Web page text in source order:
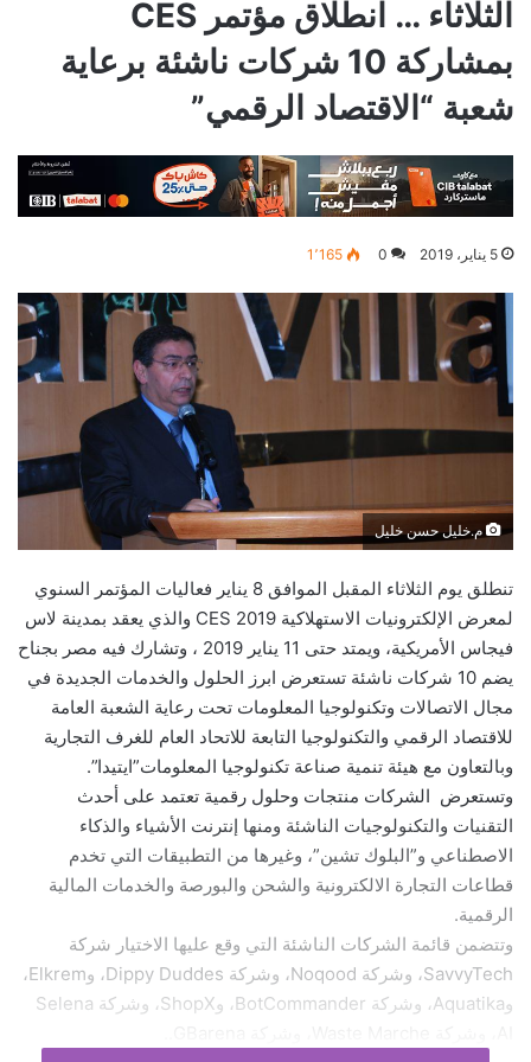
الثلاثاء … انطلاق مؤتمر CES
بمشاركة 10 شركات ناشئة برعاية
شعبة “الاقتصاد الرقمي”
5 يناير، 2019 0 1٬165
م.خليل حسن خليل
تنطلق يوم الثلاثاء المقبل الموافق 8 يناير فعاليات المؤتمر السنوي
لمعرض الإلكترونيات الاستهلاكية CES 2019 والذي يعقد بمدينة لاس
فيجاس الأمريكية، ويمتد حتى 11 يناير 2019 ، وتشارك فيه مصر بجناح
يضم 10 شركات ناشئة تستعرض ابرز الحلول والخدمات الجديدة في
مجال الاتصالات وتكنولوجيا المعلومات تحت رعاية الشعبة العامة
للاقتصاد الرقمي والتكنولوجيا التابعة للاتحاد العام للغرف التجارية
وبالتعاون مع هيئة تنمية صناعة تكنولوجيا المعلومات”ايتيدا”.
وتستعرض الشركات منتجات وحلول رقمية تعتمد على أحدث
التقنيات والتكنولوجيات الناشئة ومنها إنترنت الأشياء والذكاء
الاصطناعي و”البلوك تشين”، وغيرها من التطبيقات التي تخدم
قطاعات التجارة الالكترونية والشحن والبورصة والخدمات المالية
الرقمية.
وتتضمن قائمة الشركات الناشئة التي وقع عليها الاختيار شركة
SavvyTech، وشركة Noqood، وشركة Dippy Duddes، وElkrem،
وAquatika، وشركة BotCommander، وShopX، وشركة Selena